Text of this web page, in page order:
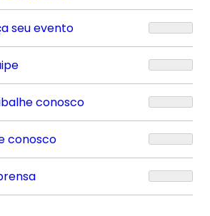
seu evento
conosco
conosco